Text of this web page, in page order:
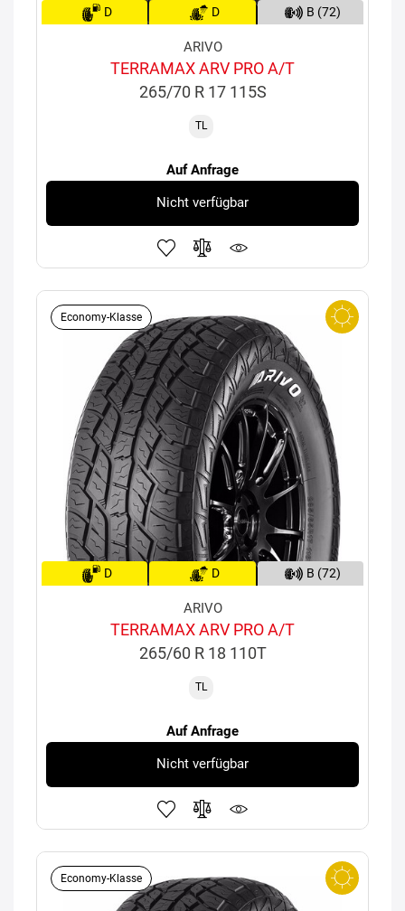
D D B (72)
ARIVO
TERRAMAX ARV PRO A/T
265/70 R 17 115S
TL
Auf Anfrage
Nicht verfügbar
Economy-Klasse
D D B (72)
ARIVO
TERRAMAX ARV PRO A/T
265/60 R 18 110T
TL
Auf Anfrage
Nicht verfügbar
Economy-Klasse